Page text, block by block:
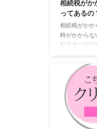
相続税がか
ってあるの
相続税がかか
時がかから
配偶者の税額
方の配偶者が
財産が１億６
軽減（マイ
になります。
千万円の財産
4,700万円で
偶者の税額軽